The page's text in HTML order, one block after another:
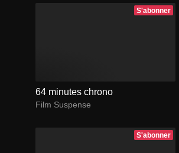
S'abonner
64 minutes chrono
Film Suspense
S'abonner